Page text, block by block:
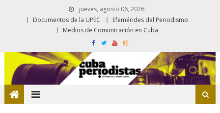
jueves, agosto 06, 2026
Documentos de la UPEC
Efemérides del Periodismo
Medios de Comunicación en Cuba